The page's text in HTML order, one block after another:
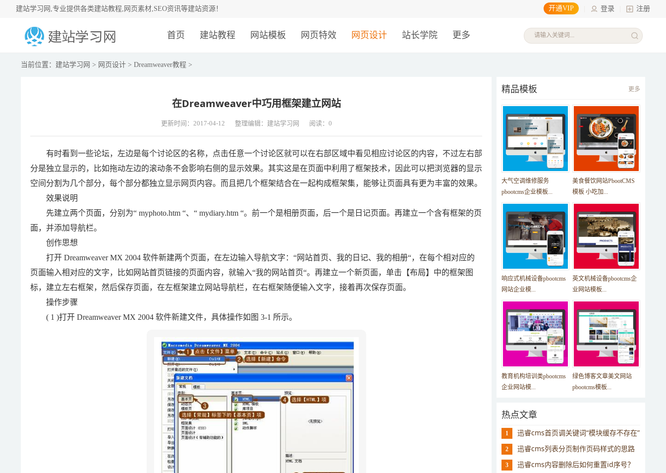
建站学习网,专业提供各类建站教程,网页素材,SEO资讯等建站资源！ 开通VIP 登录 注册
首页 建站教程 网站模板 网页特效 网页设计 站长学院 更多
当前位置： 建站学习网 > 网页设计 > Dreamweaver教程 >
在Dreamweaver中巧用框架建立网站
更新时间：2017-04-12 整理编辑：建站学习网 阅读： 0
有时看到一些论坛，左边是每个讨论区的名称，点击任意一个讨论区就可以在右部区域中看见相应讨论区的内容，不过左右部
分是独立显示的，比如拖动左边的滚动条不会影响右侧的显示效果。其实这是在页面中利用了框架技术，因此可以把浏览器的显示
空间分割为几个部分，每个部分都独立显示网页内容。而且把几个框架结合在一起构成框架集，能够让页面具有更为丰富的效果。
效果说明
先建立两个页面，分别为“ myphoto.htm “、“ mydiary.htm “。前一个是相册页面，后一个是日记页面。再建立一个含有框架的页
面，并添加导航栏。
创作思想
打开 Dreamweaver MX 2004 软件新建两个页面，在左边输入导航文字：“网站首页、我的日记、我的相册“，在每个相对应的
页面输入相对应的文字，比如网站首页链接的页面内容，就输入“我的网站首页“。再建立一个新页面，单击【布局】中的框架图
标，建立左右框架，然后保存页面，在左框架建立网站导航栏，在右框架随便输入文字，接着再次保存页面。
操作步骤
( 1 )打开 Dreamweaver MX 2004 软件新建文件，具体操作如图 3-1 所示。
精品模板 更多
大气空调维修服务
pbootcms企业模板...
美食餐饮网站PbootCMS
模板 小吃加...
响应式机械设备pbootcms
网站企业模...
英文机械设备pbootcms企
业网站模板...
教育机构培训类pbootcms
企业网站模...
绿色博客文章美文网站
pbootcms模板...
热点文章
1 迅睿cms首页调关键词“模块缓存不存在”
2 迅睿cms列表分页制作页码样式的思路
3 迅睿cms内容删除后如何重置id序号？